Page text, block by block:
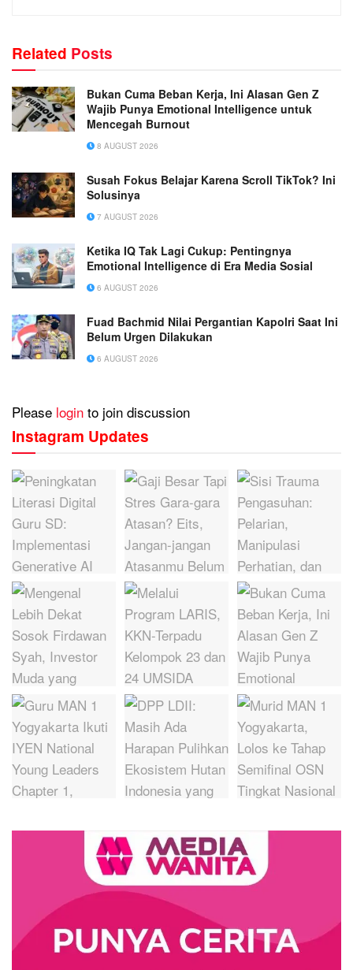
Related Posts
Bukan Cuma Beban Kerja, Ini Alasan Gen Z
Wajib Punya Emotional Intelligence untuk
Mencegah Burnout
8 AUGUST 2026
Susah Fokus Belajar Karena Scroll TikTok? Ini
Solusinya
7 AUGUST 2026
Ketika IQ Tak Lagi Cukup: Pentingnya
Emotional Intelligence di Era Media Sosial
6 AUGUST 2026
Fuad Bachmid Nilai Pergantian Kapolri Saat Ini
Belum Urgen Dilakukan
6 AUGUST 2026
Please login to join discussion
Instagram Updates